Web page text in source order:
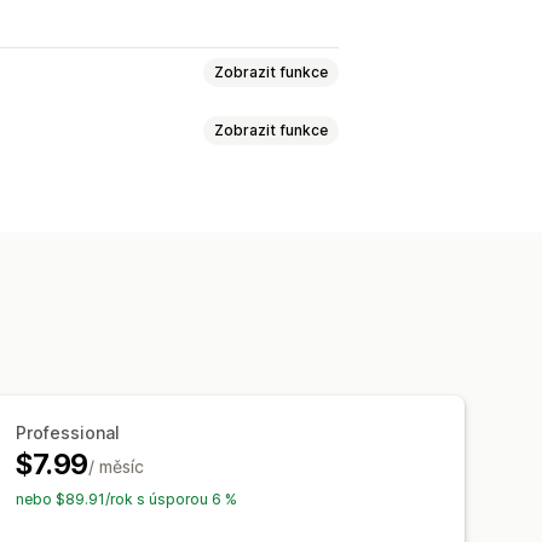
Zobrazit funkce
Zobrazit funkce
Professional
$7.99/ měsíc
nebo $89.91/rok s úsporou 6 %